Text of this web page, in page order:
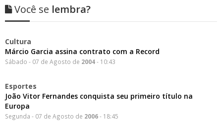
Você se lembra?
Cultura
Márcio Garcia assina contrato com a Record
Sábado - 07 de Agosto de 2004- 10:43
Esportes
João Vitor Fernandes conquista seu primeiro título na
Europa
Segunda - 07 de Agosto de 2006- 18:45